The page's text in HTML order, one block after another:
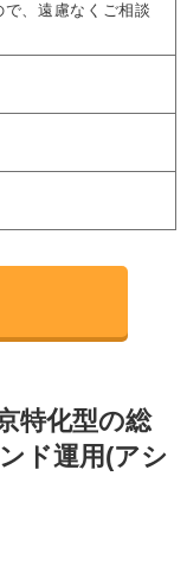
、遠慮なくご相談
特化型の総
ド運用(アシ